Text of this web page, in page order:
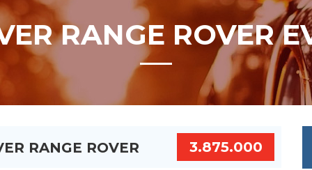
RANGE ROVER
RANGE ROVER
3.875.000